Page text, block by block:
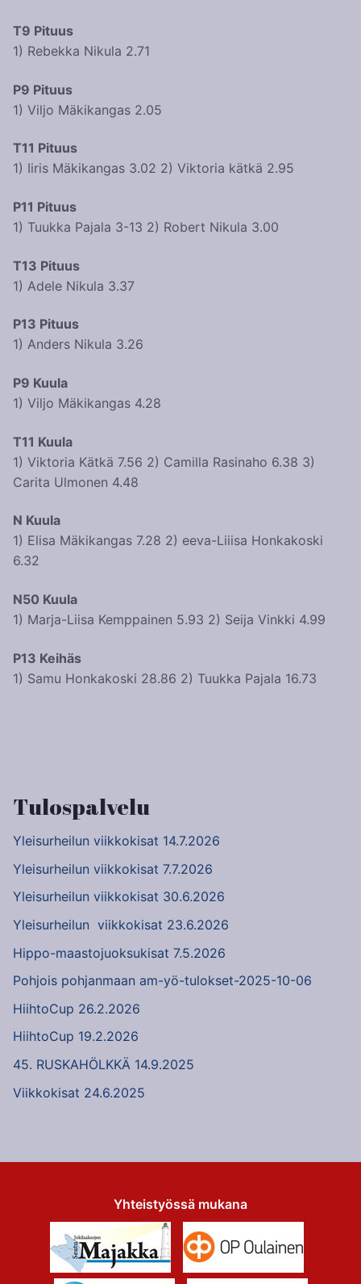
T9 Pituus
1) Rebekka Nikula 2.71
P9 Pituus
1) Viljo Mäkikangas 2.05
T11 Pituus
1) Iiris Mäkikangas 3.02 2) Viktoria kätkä 2.95
P11 Pituus
1) Tuukka Pajala 3-13 2) Robert Nikula 3.00
T13 Pituus
1) Adele Nikula 3.37
P13 Pituus
1) Anders Nikula 3.26
P9 Kuula
1) Viljo Mäkikangas 4.28
T11 Kuula
1) Viktoria Kätkä 7.56 2) Camilla Rasinaho 6.38 3)
Carita Ulmonen 4.48
N Kuula
1) Elisa Mäkikangas 7.28 2) eeva-Liiisa Honkakoski
6.32
N50 Kuula
1) Marja-Liisa Kemppainen 5.93 2) Seija Vinkki 4.99
P13 Keihäs
1) Samu Honkakoski 28.86 2) Tuukka Pajala 16.73
Tulospalvelu
Yleisurheilun viikkokisat 14.7.2026
Yleisurheilun viikkokisat 7.7.2026
Yleisurheilun viikkokisat 30.6.2026
Yleisurheilun viikkokisat 23.6.2026
Hippo-maastojuoksukisat 7.5.2026
Pohjois pohjanmaan am-yö-tulokset-2025-10-06
HiihtoCup 26.2.2026
HiihtoCup 19.2.2026
45. RUSKAHÖLKKÄ 14.9.2025
Viikkokisat 24.6.2025
Yhteistyössä mukana